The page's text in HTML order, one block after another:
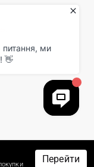
Reserved.
Перейти